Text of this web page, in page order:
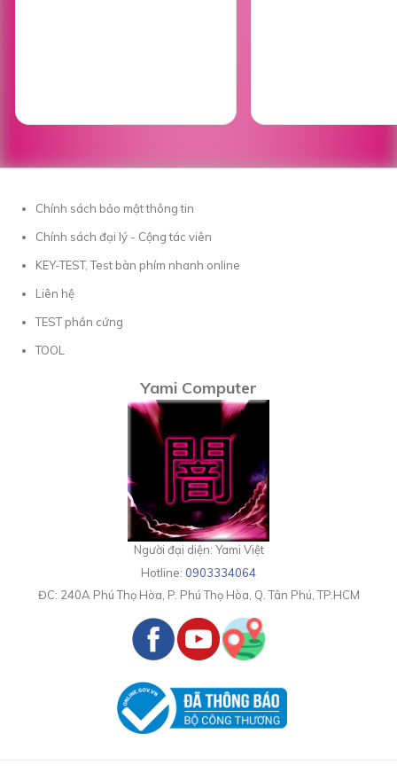
Chính sách bảo mật thông tin
Chính sách đại lý - Cộng tác viên
KEY-TEST, Test bàn phím nhanh online
Liên hệ
TEST phần cứng
TOOL
Yami Computer
Người đại diện: Yami Việt
Hotline: 0903334064
ĐC: 240A Phú Thọ Hòa, P. Phú Thọ Hòa, Q. Tân Phú, TP.HCM